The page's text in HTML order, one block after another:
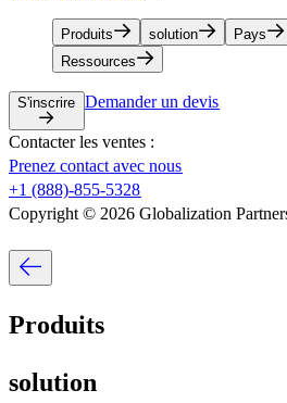
Produits​​ solution​​ Pays​​
Ressources​​
S'inscrire​​ Demander un devis​​
Contacter les ventes :​​
Prenez contact avec nous​​
+1 (888)-855-5328​​
Copyright © 2026 Globalization
Produits​​
solution​​